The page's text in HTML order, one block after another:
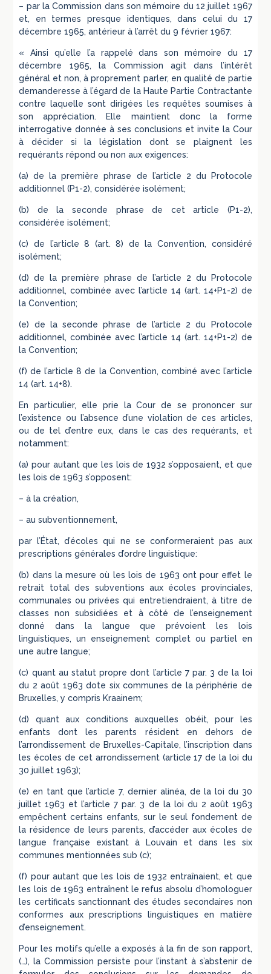
– par la Commission dans son mémoire du 12 juillet 1967
et, en termes presque identiques, dans celui du 17
décembre 1965, antérieur à l’arrêt du 9 février 1967:
« Ainsi qu’elle l’a rappelé dans son mémoire du 17
décembre 1965, la Commission agit dans l’intérêt
général et non, à proprement parler, en qualité de partie
demanderesse à l’égard de la Haute Partie Contractante
contre laquelle sont dirigées les requêtes soumises à
son appréciation. Elle maintient donc la forme
interrogative donnée à ses conclusions et invite la Cour
à décider si la législation dont se plaignent les
requérants répond ou non aux exigences:
(a) de la première phrase de l’article 2 du Protocole
additionnel (P1-2), considérée isolément;
(b) de la seconde phrase de cet article (P1-2),
considérée isolément;
(c) de l’article 8 (art. 8) de la Convention, considéré
isolément;
(d) de la première phrase de l’article 2 du Protocole
additionnel, combinée avec l’article 14 (art. 14+P1-2) de
la Convention;
(e) de la seconde phrase de l’article 2 du Protocole
additionnel, combinée avec l’article 14 (art. 14+P1-2) de
la Convention;
(f) de l’article 8 de la Convention, combiné avec l’article
14 (art. 14+8).
En particulier, elle prie la Cour de se prononcer sur
l’existence ou l’absence d’une violation de ces articles,
ou de tel d’entre eux, dans le cas des requérants, et
notamment:
(a) pour autant que les lois de 1932 s’opposaient, et que
les lois de 1963 s’opposent:
– à la création,
– au subventionnement,
par l’État, d’écoles qui ne se conformeraient pas aux
prescriptions générales d’ordre linguistique:
(b) dans la mesure où les lois de 1963 ont pour effet le
retrait total des subventions aux écoles provinciales,
communales ou privées qui entretiendraient, à titre de
classes non subsidiées et à côté de l’enseignement
donné dans la langue que prévoient les lois
linguistiques, un enseignement complet ou partiel en
une autre langue;
(c) quant au statut propre dont l’article 7 par. 3 de la loi
du 2 août 1963 dote six communes de la périphérie de
Bruxelles, y compris Kraainem;
(d) quant aux conditions auxquelles obéit, pour les
enfants dont les parents résident en dehors de
l’arrondissement de Bruxelles-Capitale, l’inscription dans
les écoles de cet arrondissement (article 17 de la loi du
30 juillet 1963);
(e) en tant que l’article 7, dernier alinéa, de la loi du 30
juillet 1963 et l’article 7 par. 3 de la loi du 2 août 1963
empêchent certains enfants, sur le seul fondement de
la résidence de leurs parents, d’accéder aux écoles de
langue française existant à Louvain et dans les six
communes mentionnées sub (c);
(f) pour autant que les lois de 1932 entraînaient, et que
les lois de 1963 entraînent le refus absolu d’homologuer
les certificats sanctionnant des études secondaires non
conformes aux prescriptions linguistiques en matière
d’enseignement.
Pour les motifs qu’elle a exposés à la fin de son rapport,
(…), la Commission persiste pour l’instant à s’abstenir de